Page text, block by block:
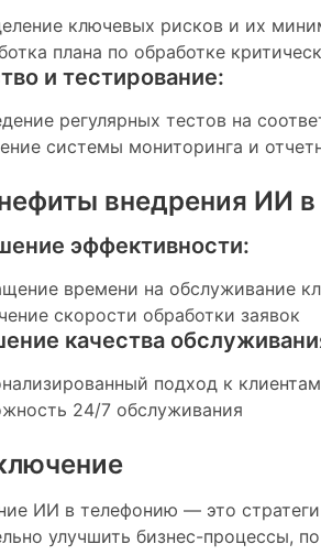
ключевых рисков и их
плана по обработке
и тестирование:
регулярных тестов на
системы мониторинга и
внедрения ИИ
эффективности:
времени на обслуживание
скорости обработки заявок
качества
подход к клиентам
24/7 обслуживания
ИИ в телефонию — это
улучшить бизнес-процессы,